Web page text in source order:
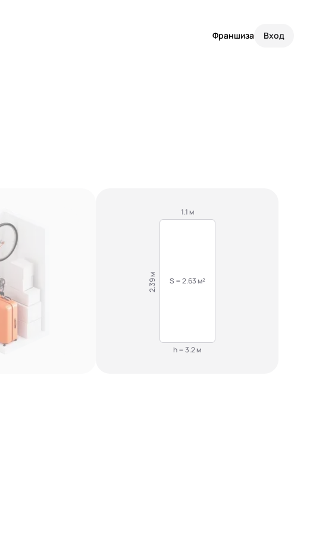
Франшиза Вход
1.1 м
S = 2.63 м²
2.39 м
h = 3.2 м